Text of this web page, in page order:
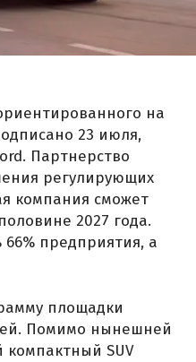
на
23 июля,
Партнерство
регулирующих
компания сможет
2027 года.
предприятия, а
площадки
Помимо нынешней
компактный SUV